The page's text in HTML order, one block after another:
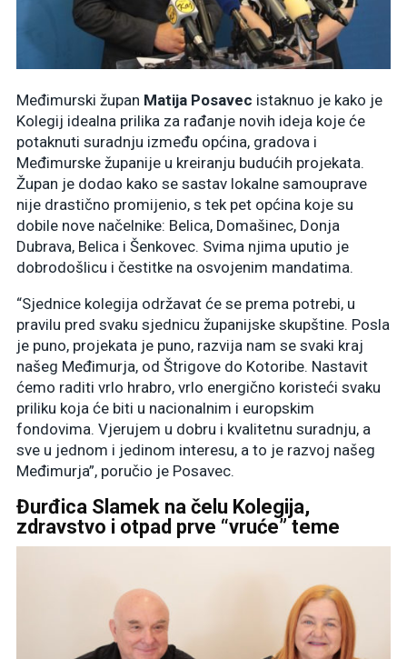
Međimurski župan Matija Posavec istaknuo je kako je
Kolegij idealna prilika za rađanje novih ideja koje će
potaknuti suradnju između općina, gradova i
Međimurske županije u kreiranju budućih projekata.
Župan je dodao kako se sastav lokalne samouprave
nije drastično promijenio, s tek pet općina koje su
dobile nove načelnike: Belica, Domašinec, Donja
Dubrava, Belica i Šenkovec. Svima njima uputio je
dobrodošlicu i čestitke na osvojenim mandatima.
“Sjednice kolegija održavat će se prema potrebi, u
pravilu pred svaku sjednicu županijske skupštine. Posla
je puno, projekata je puno, razvija nam se svaki kraj
našeg Međimurja, od Štrigove do Kotoribe. Nastavit
ćemo raditi vrlo hrabro, vrlo energično koristeći svaku
priliku koja će biti u nacionalnim i europskim
fondovima. Vjerujem u dobru i kvalitetnu suradnju, a
sve u jednom i jedinom interesu, a to je razvoj našeg
Međimurja”, poručio je Posavec.
Đurđica Slamek na čelu Kolegija,
zdravstvo i otpad prve “vruće” teme